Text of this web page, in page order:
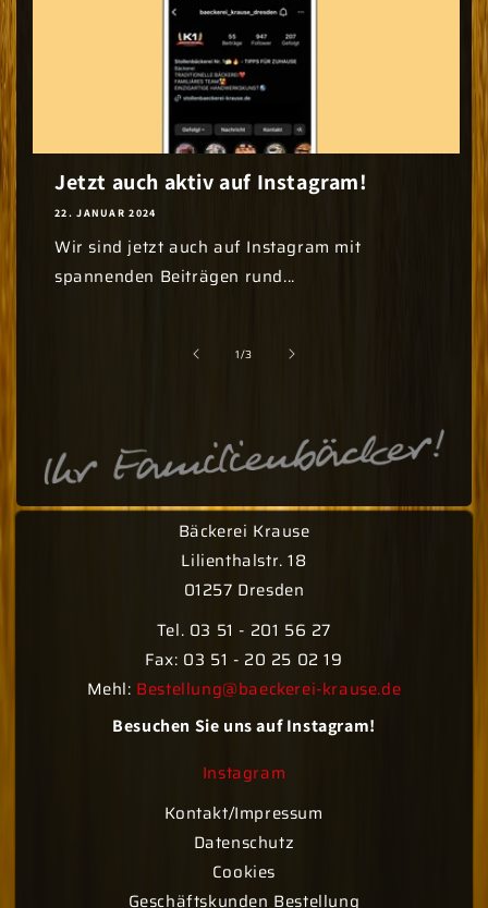
Jetzt auch aktiv auf Instagram!
22. JANUAR 2024
Wir sind jetzt auch auf Instagram mit
spannenden Beiträgen rund...
1/von
3
Bäckerei Krause
Lilienthalstr. 18
01257 Dresden
Tel. 03 51 - 201 56 27
Fax: 03 51 - 20 25 02 19
Mehl: Bestellung@baeckerei-krause.de
Besuchen Sie uns auf Instagram!
Instagram
Kontakt/Impressum
Datenschutz
Cookies
Geschäftskunden Bestellung